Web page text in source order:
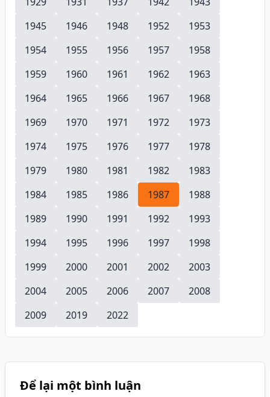
1945
1946 1948 1952
1953
1954
1955 1956 1957
1958
1959
1960 1961 1962
1963
1964
1965 1966 1967
1968
1969
1970 1971 1972
1973
1974
1975 1976 1977
1978
1979
1980 1981 1982
1983
1984
1985 1986 1987
1988
1989
1990 1991 1992
1993
1994
1995 1996 1997
1998
1999
2000 2001 2002
2003
2004
2005 2006 2007
2008
2009
2019 2022
Để lại một bình luận